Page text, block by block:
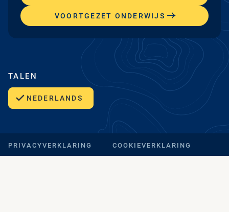
VOORTGEZET ONDERWIJS
TALEN
NEDERLANDS
PRIVACYVERKLARING COOKIEVERKLARING